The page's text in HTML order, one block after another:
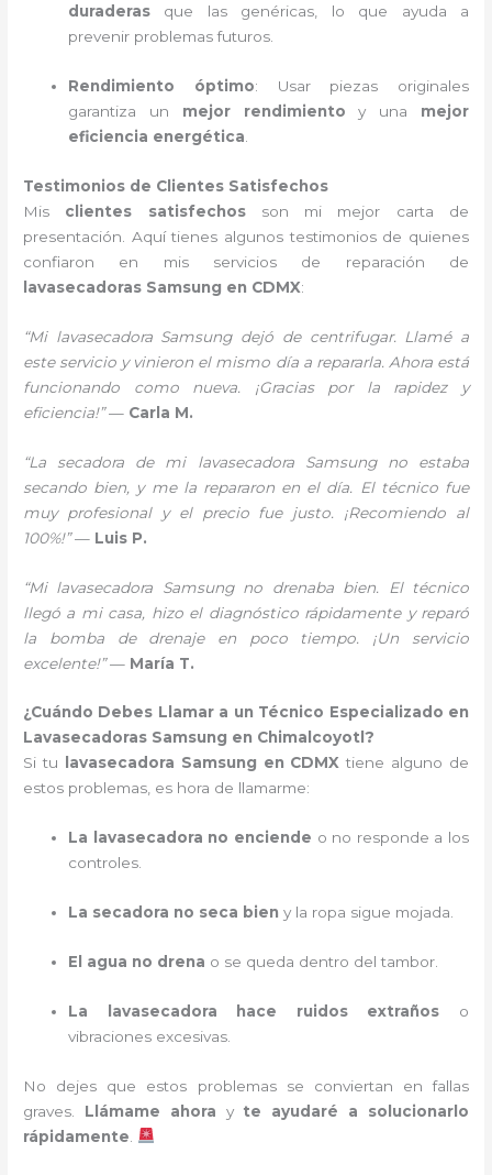
duraderas que las genéricas, lo que ayuda a
prevenir problemas futuros.
Rendimiento óptimo: Usar piezas originales
garantiza un mejor rendimiento y una mejor
eficiencia energética
Testimonios de Clientes Satisfechos
Mis clientes satisfechosson mi mejor carta de
presentación. Aquí tienes algunos testimonios de quienes
confiaron en mis servicios de reparación de
lavasecadoras Samsung en CDMX:
“Mi lavasecadora Samsung dejó de centrifugar. Llamé a
este servicio y vinieron el mismo día a repararla. Ahora está
funcionando como nueva. ¡Gracias por la rapidez y
eficiencia!”— Carla M.
“La secadora de mi lavasecadora Samsung no estaba
secando bien, y me la repararon en el día. El técnico fue
muy profesional y el precio fue justo. ¡Recomiendo al
100%!”— Luis P.
“Mi lavasecadora Samsung no drenaba bien. El técnico
llegó a mi casa, hizo el diagnóstico rápidamente y reparó
la bomba de drenaje en poco tiempo. ¡Un servicio
excelente!”— María T.
¿Cuándo Debes Llamar a un Técnico Especializado en
Lavasecadoras Samsung en Chimalcoyotl?
Si tu
lavasecadora Samsung en CDMX tiene alguno de
estos problemas, es hora de llamarme:
La lavasecadora no enciende o no responde a los
controles.
La secadora no seca bien y la ropa sigue mojada.
El agua no drena o se queda dentro del tambor.
La lavasecadora hace ruidos extraños o
vibraciones excesivas.
No dejes que estos problemas se conviertan en fallas
graves. Llámame ahora y te ayudaré a solucionarlo
rápidamente